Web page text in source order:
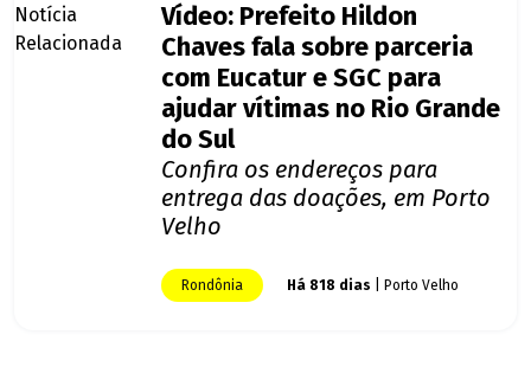
Vídeo: Prefeito Hildon
Chaves fala sobre parceria
com Eucatur e SGC para
ajudar vítimas no Rio Grande
do Sul
Confira os endereços para
entrega das doações, em Porto
Velho
Rondônia Há 818 dias | Porto Velho